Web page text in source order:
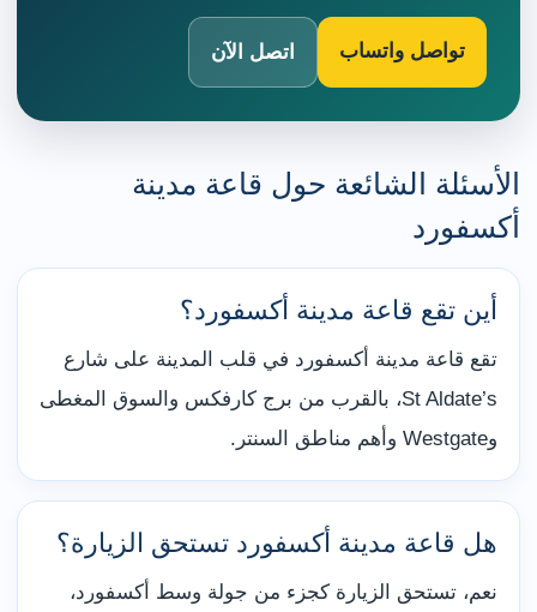
تواصل واتساب اتصل الآن
الأسئلة الشائعة حول قاعة مدينة
أكسفورد
أين تقع قاعة مدينة أكسفورد؟
تقع قاعة مدينة أكسفورد في قلب المدينة على شارع
St Aldate’s، بالقرب من برج كارفكس والسوق المغطى
وWestgate وأهم مناطق السنتر.
هل قاعة مدينة أكسفورد تستحق الزيارة؟
نعم، تستحق الزيارة كجزء من جولة وسط أكسفورد،